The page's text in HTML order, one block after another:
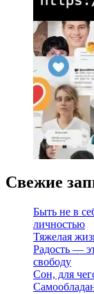
Свежие
Быть не в
личностью
Тяжелая
Радость —
свободу
Сон, для